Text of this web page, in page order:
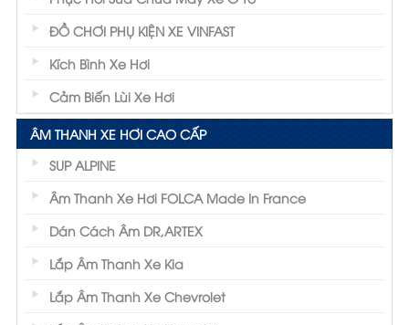
ĐỒ CHƠI PHỤ KIỆN XE VINFAST
Kích Bình Xe Hơi
Cảm Biến Lùi Xe Hơi
ÂM THANH XE HƠI CAO CẤP
SUP ALPINE
Âm Thanh Xe Hơi FOLCA Made In France
Dán Cách Âm DR,ARTEX
Lắp Âm Thanh Xe Kia
Lắp Âm Thanh Xe Chevrolet